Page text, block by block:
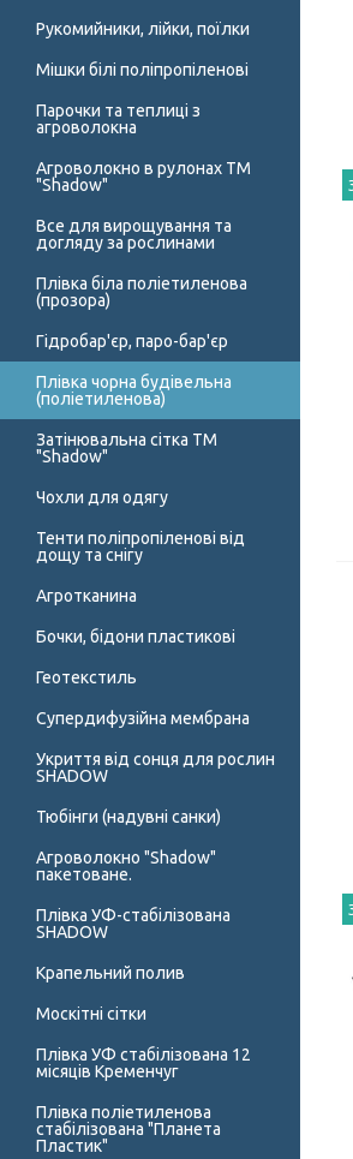
Рукомийники, лійки, поїлки
Мішки білі поліпропіленові
Парочки та теплиці з
агроволокна
Агроволокно в рулонах ТМ
"Shadow"
Все для вирощування та
догляду за рослинами
Плівка біла поліетиленова
(прозора)
Гідробар'єр, паро-бар'єр
Плівка чорна будівельна
(поліетиленова)
Затінювальна сітка ТМ
"Shadow"
Чохли для одягу
Тенти поліпропіленові від
дощу та снігу
Агротканина
Бочки, бідони пластикові
Геотекстиль
Супердифузійна мембрана
Укриття від сонця для рослин
SHADOW
Тюбінги (надувні санки)
Агроволокно "Shadow"
пакетоване.
Плівка УФ-стабілізована
SHADOW
Крапельний полив
Москітні сітки
Плівка УФ стабілізована 12
місяців Кременчуг
Плівка поліетиленова
стабілізована "Планета
Пластик"